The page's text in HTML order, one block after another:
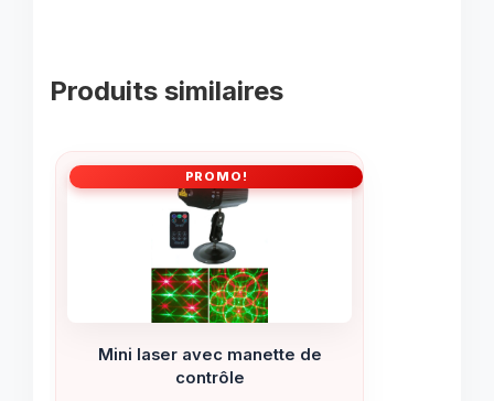
Produits similaires
PROMO!
Mini laser avec manette de
contrôle